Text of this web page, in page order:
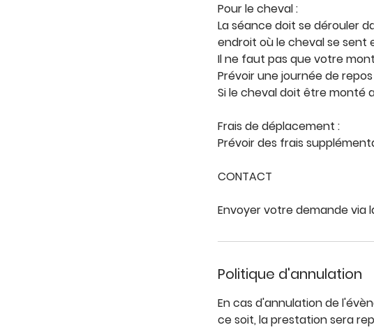
Pour le cheval :
La séance doit se dérouler
endroit où le cheval se sent
Il ne faut pas que votre
Prévoir une journée de
Si le cheval doit être monté
Frais de déplacement :
Prévoir des frais
CONTACT
Envoyer votre demande via
Politique d'annulation
En cas d'annulation de
ce soit, la prestation sera